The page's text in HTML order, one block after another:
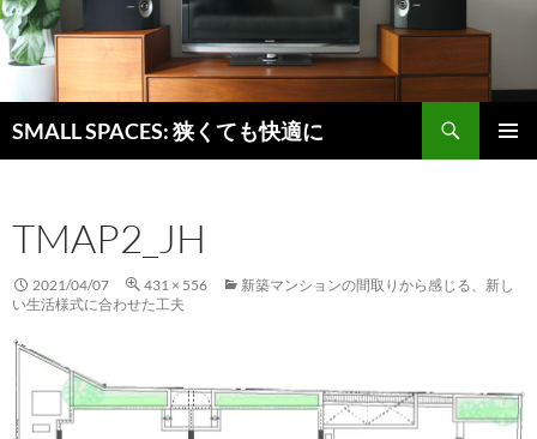
SMALL SPACES: 狭くても快適に
索
ン
ツ
へ
ス
ッ
プ
TMAP2_JH
2021/04/07 431 × 556
新築マンションの間取りから感じる、新し
い生活様式に合わせた工夫